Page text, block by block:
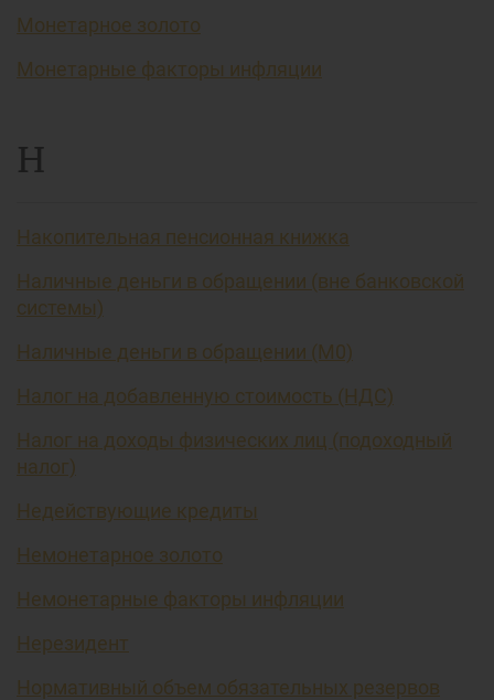
Монетарное золото
Монетарные факторы инфляции
Н
Накопительная пенсионная книжка
Наличные деньги в обращении (вне банковской
системы)
Наличные деньги в обращении (М0)
Налог на добавленную стоимость (НДС)
Налог на доходы физических лиц (подоходный
налог)
Недействующие кредиты
Немонетарное золото
Немонетарные факторы инфляции
Нерезидент
Нормативный объем обязательных резервов